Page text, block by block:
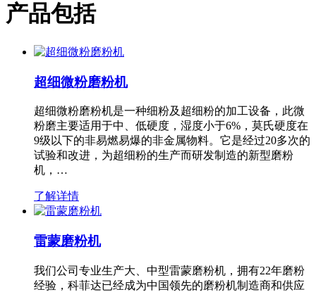
产品包括
超细微粉磨粉机
超细微粉磨粉机是一种细粉及超细粉的加工设备，此微
粉磨主要适用于中、低硬度，湿度小于6%，莫氏硬度在
9级以下的非易燃易爆的非金属物料。它是经过20多次的
试验和改进，为超细粉的生产而研发制造的新型磨粉
机，…
了解详情
雷蒙磨粉机
我们公司专业生产大、中型雷蒙磨粉机，拥有22年磨粉
经验，科菲达已经成为中国领先的磨粉机制造商和供应